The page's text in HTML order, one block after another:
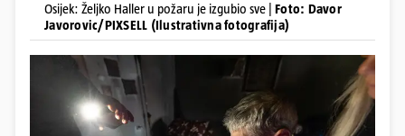
Osijek: Željko Haller u požaru je izgubio sve | Foto: Davor
Javorovic/PIXSELL (Ilustrativna fotografija)